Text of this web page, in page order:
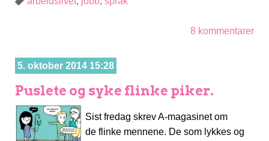
8 kommentarer
5. oktober 2014 15:28
Puslete og syke flinke piker.
Sist fredag skrev A-magasinet om
de flinke mennene. De som lykkes og